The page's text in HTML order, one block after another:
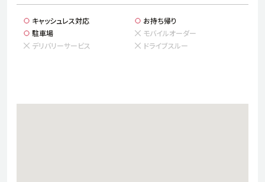
日本語 English 简体中文
キャッシュレス対応
お持ち帰り
駐車場
モバイルオーダー
デリバリーサービス
ドライブスルー